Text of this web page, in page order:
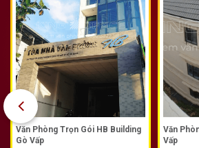
Văn Phòng Trọn Gói HB Building
Gò Vấp
Văn
Vấp